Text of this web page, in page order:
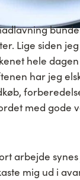
Lige siden
hele
har jeg
med gode
arbejde
mig ud i